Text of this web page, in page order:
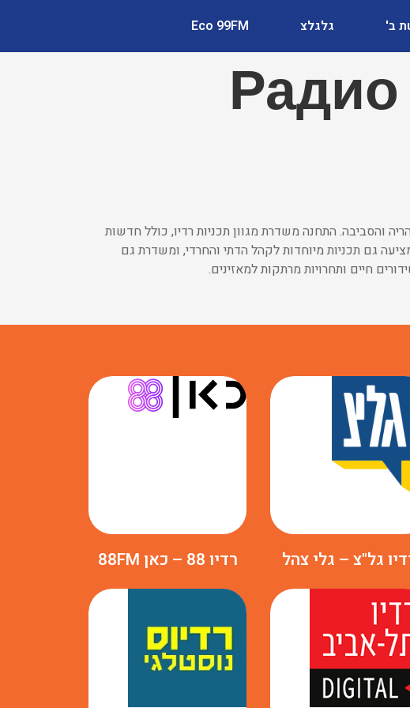
ב' גלגלצ Eco 99FM
רדיו נהריה – Радио
והסביבה. התחנה משדרת מגוון תכניות רדיו, כולל חדשות
מציעה גם תכניות מיוחדות לקהל הדתי והחרדי, ומשדרת גם
חיים ותחרויות מרתקות למאזינים.
גל"צ – גלי צהל רדיו 88 – כאן 88FM